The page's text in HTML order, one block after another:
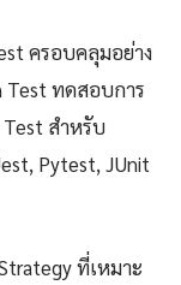
ครอบคลุมอย่าง
Test ทดสอบการ
Test สำหรับ
Pytest, JUnit
ที่เหมาะ